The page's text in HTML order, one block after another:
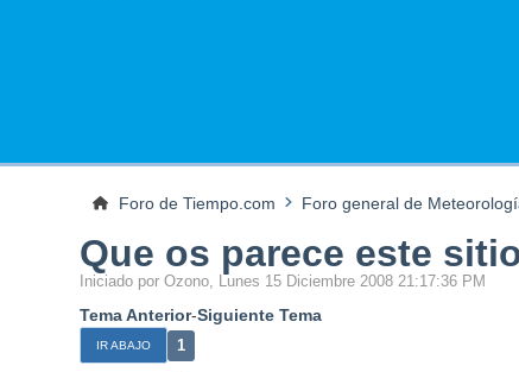
Foro de Tiempo.com Foro general de
Que os parece este
Iniciado por Ozono, Lunes 15 Diciembre 2008 21:17:36 PM
Tema Anterior-Siguiente Tema
IR ABAJO 1